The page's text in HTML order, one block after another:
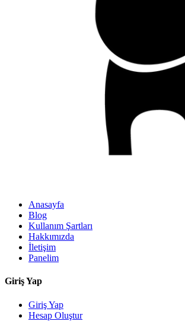
Anasayfa
Blog
Kullanım Şartları
Hakkımızda
İletişim
Panelim
Giriş Yap
Giriş Yap
Hesap Oluştur